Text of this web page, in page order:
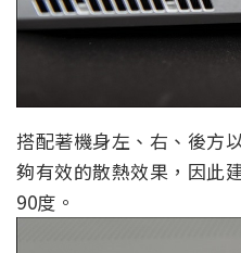
搭配著機身左、右、後方
夠有效的散熱效果，因此
90度。